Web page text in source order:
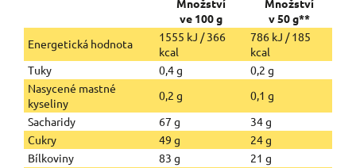
Množství
ve 100 g
Množství
v 50 g**
Energetická hodnota
1555 kJ / 366
kcal
786 kJ / 185
kcal
Tuky
0,4 g
0,2 g
Nasycené mastné
kyseliny
0,2 g
0,1 g
Sacharidy
67 g
34 g
Cukry
49 g
24 g
Bílkoviny
83 g
21 g